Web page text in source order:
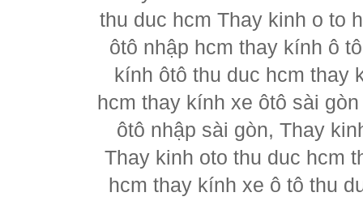
thu duc hcm Thay kinh o to
ôtô nhập hcm thay kính ô
kính ôtô thu duc hcm thay
hcm thay kính xe ôtô sài
ôtô nhập sài gòn, Thay
Thay kinh oto thu duc hcm
hcm thay kính xe ô tô thu